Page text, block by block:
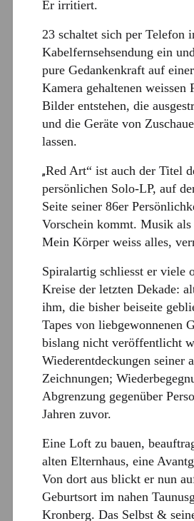
Er irritiert.
23 schaltet sich per Telefon
Kabelfernsehsendung ein
pure Gedankenkraft auf
Kamera gehaltenen weissen
Bilder entstehen, die
und die Geräte von
lassen.
„Red Art“ ist auch der Titel
persönlichen Solo-LP, auf
Seite seiner 86er
Vorschein kommt. Musik
Mein Körper weiss alles,
Spiralartig schliesst er viele
Kreise der letzten Dekade:
ihm, die bisher beiseite
Tapes von liebgewonnenen
bislang nicht veröffentlicht
Wiederentdeckungen seiner
Zeichnungen;
Abgrenzung gegenüber
Jahren zuvor.
Eine Loft zu bauen,
alten Elternhaus, eine
Von dort aus blickt er nun
Geburtsort im nahen
Kronberg. Das Selbst &